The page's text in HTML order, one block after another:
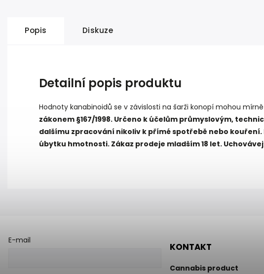
Popis Diskuze
Detailní popis produktu
Hodnoty kanabinoidů se v závislosti na šarži konopí mohou mírně
zákonem §167/1998. Určeno k účelům průmyslovým,
dalšímu zpracování nikoliv k přímé spotřebě nebo
úbytku hmotnosti. Zákaz prodeje mladším 18 let.
E-mail
KONTAKT
Cannabis product